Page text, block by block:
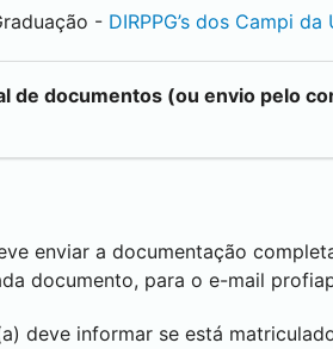
- DIRPPG’s dos Campi da
de documentos (ou envio pelo
enviar a documentação
documento, para o e-mail
deve informar se está